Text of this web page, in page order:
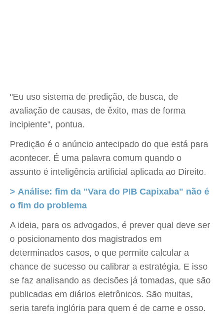
"Eu uso sistema de predição, de busca, de
avaliação de causas, de êxito, mas de forma
incipiente", pontua.
Predição é o anúncio antecipado do que está para
acontecer. É uma palavra comum quando o
assunto é inteligência artificial aplicada ao Direito.
> Análise: fim da "Vara do PIB Capixaba" não é
o fim do problema
A ideia, para os advogados, é prever qual deve ser
o posicionamento dos magistrados em
determinados casos, o que permite calcular a
chance de sucesso ou calibrar a estratégia. E isso
se faz analisando as decisões já tomadas, que são
publicadas em diários eletrônicos. São muitas,
seria tarefa inglória para quem é de carne e osso.